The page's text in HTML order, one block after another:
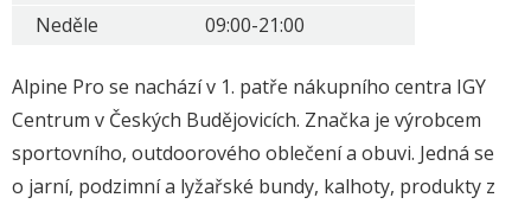
Neděle
09:00-21:00
Alpine Pro se nachází v 1. patře nákupního centra IGY
Centrum v Českých Budějovicích. Značka je výrobcem
sportovního, outdoorového oblečení a obuvi. Jedná se
o jarní, podzimní a lyžařské bundy, kalhoty, produkty z